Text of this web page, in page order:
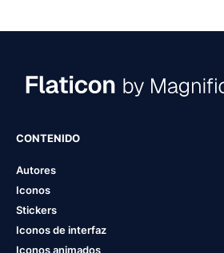
CONTENIDO
Autores
Iconos
Stickers
Iconos de interfaz
Iconos animados